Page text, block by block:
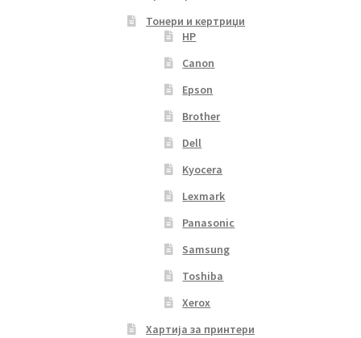
Тонери и кертриџи
HP
Canon
Epson
Brother
Dell
Kyocera
Lexmark
Panasonic
Samsung
Toshiba
Xerox
Хартија за принтери